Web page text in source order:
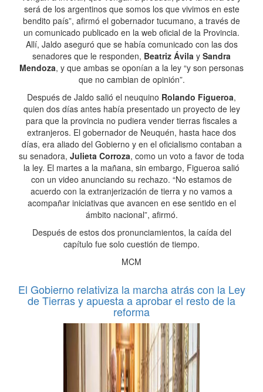
será de los argentinos que somos los que vivimos en este
bendito país”, afirmó el gobernador tucumano, a través de
un comunicado publicado en la web oficial de la Provincia.
Allí, Jaldo aseguró que se había comunicado con las dos
senadores que le responden, Beatriz Ávila y Sandra
Mendoza, y que ambas se oponían a la ley “y son personas
que no cambian de opinión”.
Después de Jaldo salió el neuquino Rolando Figueroa,
quien dos días antes había presentado un proyecto de ley
para que la provincia no pudiera vender tierras fiscales a
extranjeros. El gobernador de Neuquén, hasta hace dos
días, era aliado del Gobierno y en el oficialismo contaban a
su senadora, Julieta Corroza, como un voto a favor de toda
la ley. El martes a la mañana, sin embargo, Figueroa salió
con un video anunciando su rechazo. “No estamos de
acuerdo con la extranjerización de tierra y no vamos a
acompañar iniciativas que avancen en ese sentido en el
ámbito nacional”, afirmó.
Después de estos dos pronunciamientos, la caída del
capítulo fue solo cuestión de tiempo.
MCM
El Gobierno relativiza la marcha atrás con la Ley
de Tierras y apuesta a aprobar el resto de la
reforma